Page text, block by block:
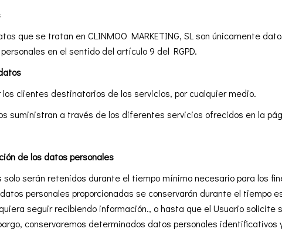
que se tratan en CLINMOO MARKETING, SL son únicamente
en el sentido del artículo 9 del RGPD.
clientes destinatarios de los servicios, por cualquier medio.
suministran a través de los diferentes servicios ofrecidos en la
de los datos personales
solo serán retenidos durante el tiempo mínimo necesario para los
personales proporcionadas se conservarán durante el
seguir recibiendo información., o hasta que el Usuario solicite
conservaremos determinados datos personales